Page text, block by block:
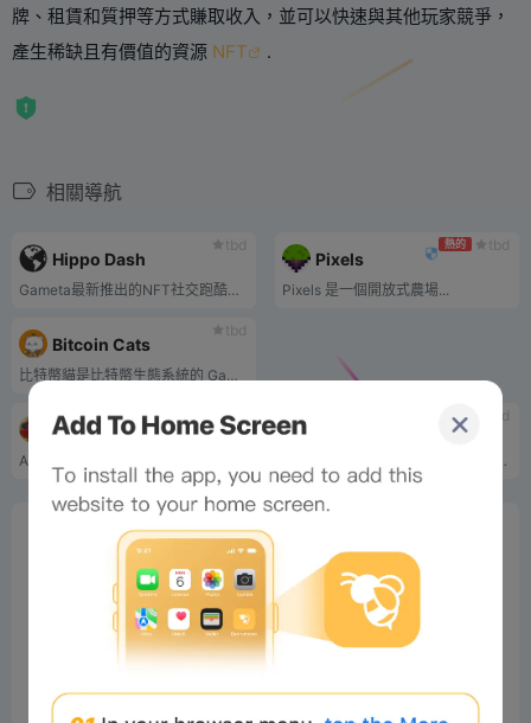
牌、租賃和質押等方式賺取收入，並可以快速與其他玩家競爭，
產生稀缺且有價值的資源 NFT .
相關導航
tbd
Hippo Dash
Gameta最新推出的NFT社交跑酷遊戲《Hippo Dash》已順利完成公測，參與度極高。
熱的 tbd
Pixels
Pixels 是一個開放式農場...
tbd
Bitcoin Cats
比特幣貓是比特幣生態系統的 GameFi 平台。透過將比特幣資產（BRC20、Ordinals NFT 等）映射到以太坊（和其他 Layer2）網絡，BitcoinCats 為比特幣資產帶來了許多新元素，包括但不限於 Play2Earn、Stake、Farmland、SocialFi 等。 BitcoinCats的使命是與雙方社群共同建構跨比特幣和EVM網路的下一代遊戲生態系統。
tbd
Axie Infinity
tbd
一款免費的策略卡牌遊戲，具有革命性的真實所有權模式。
Bee Score
tbd